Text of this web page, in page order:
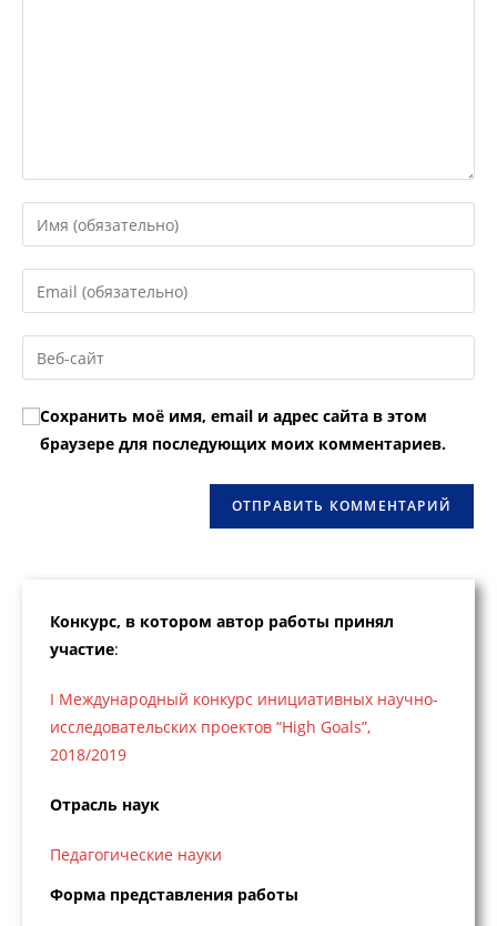
Введите
свое
имя
или
пользователя,
чтобы
прокомментировать
Введите
свой
email-
адрес,
прокомментировать
Введите
URL
вашего
веб-
сайта
Сохранить моё имя, email и адрес сайта в этом
браузере для последующих моих комментариев.
Конкурс, в котором автор работы принял
участие:
I Международный конкурс инициативных научно-
исследовательских проектов “High Goals”,
2018/2019
Отрасль наук
Педагогические науки
Форма представления работы